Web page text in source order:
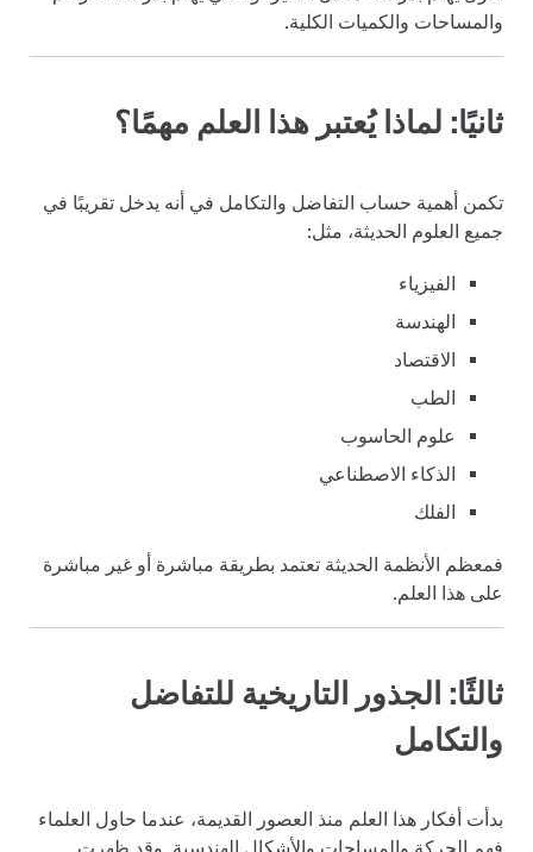
والمساحات والكميات الكلية.
ثانيًا: لماذا يُعتبر هذا العلم مهمًا؟
تكمن أهمية حساب التفاضل والتكامل في أنه يدخل تقريبًا في
جميع العلوم الحديثة، مثل:
الفيزياء
الهندسة
الاقتصاد
الطب
علوم الحاسوب
الذكاء الاصطناعي
الفلك
فمعظم الأنظمة الحديثة تعتمد بطريقة مباشرة أو غير مباشرة
على هذا العلم.
ثالثًا: الجذور التاريخية للتفاضل
والتكامل
بدأت أفكار هذا العلم منذ العصور القديمة، عندما حاول العلماء